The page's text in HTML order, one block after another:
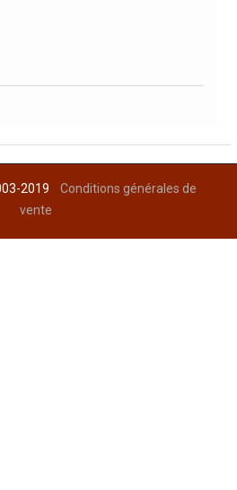
2019Conditions générales de
vente